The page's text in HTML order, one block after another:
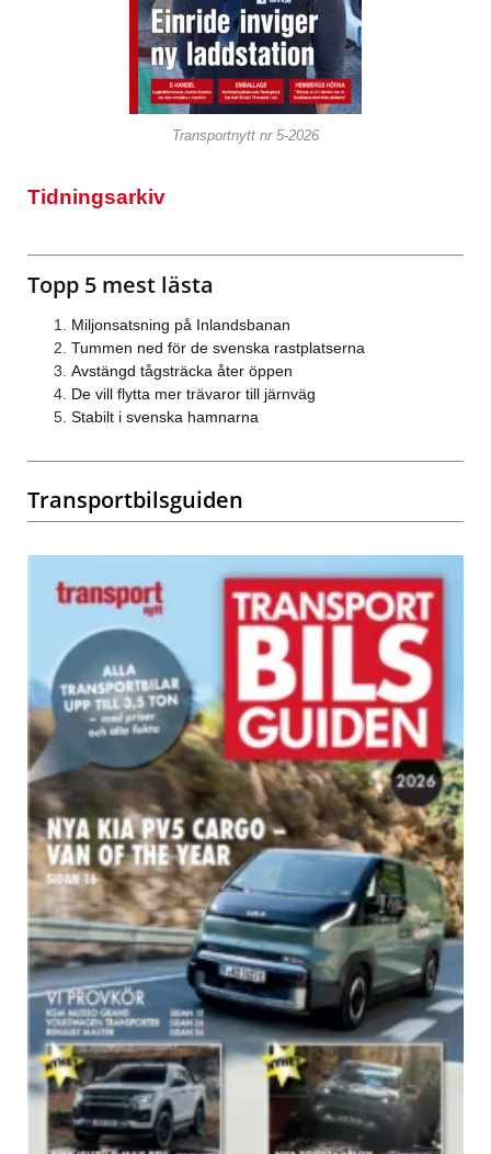
Transportnytt nr 5-2026
Tidningsarkiv
Topp 5 mest lästa
Miljonsatsning på Inlandsbanan
Tummen ned för de svenska rastplatserna
Avstängd tågsträcka åter öppen
De vill flytta mer trävaror till järnväg
Stabilt i svenska hamnarna
Transportbilsguiden